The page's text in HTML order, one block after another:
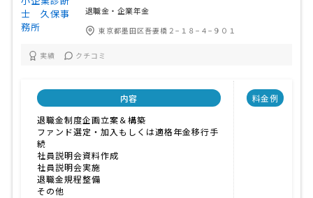
退職金・企業年金
東京都墨田区吾妻橋２−１８−４−９０１
実績 クチコミ
内容
退職金制度企画立案＆構築
ファンド選定・加入もしくは適格年金移行手
続
社員説明会資料作成
社員説明会実施
退職金規程整備
その他
料金例